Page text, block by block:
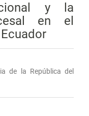
y la
en el
de la República del